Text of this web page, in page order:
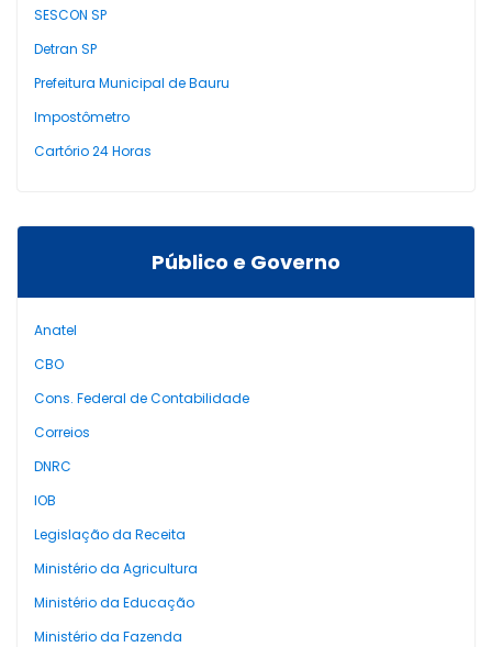
SESCON SP
Detran SP
Prefeitura Municipal de Bauru
Impostômetro
Cartório 24 Horas
Público e Governo
Anatel
CBO
Cons. Federal de Contabilidade
Correios
DNRC
IOB
Legislação da Receita
Ministério da Agricultura
Ministério da Educação
Ministério da Fazenda